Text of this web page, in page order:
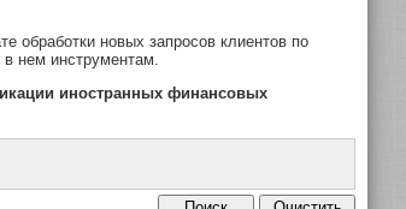
обработки новых запросов клиентов по
нем инструментам.
иностранных финансовых